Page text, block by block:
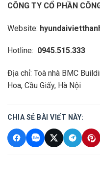
CÔNG TY CỔ PHẦN
Website:
Hotline: 0945.515.333
Địa chỉ: Toà nhà BMC
Hoa, Cầu Giấy, Hà Nội
CHIA SẺ BÀI VIẾT NÀY: